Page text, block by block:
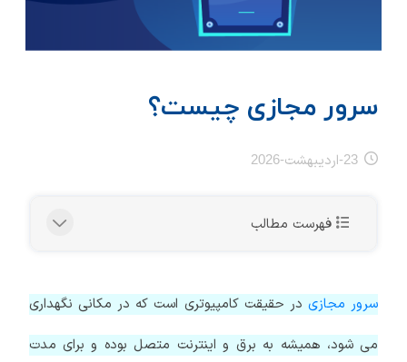
سرور مجازی چیست؟
23-اردیبهشت-2026
فهرست مطالب
سرور مجازیدر حقیقت کامپیوتری است که در مکانی نگهداری
می شود، همیشه به برق و اینترنت متصل بوده و برای مدت